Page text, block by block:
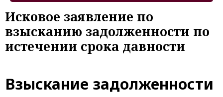
Исковое заявление по
взысканию задолженности по
истечении срока давности
Взыскание задолженности